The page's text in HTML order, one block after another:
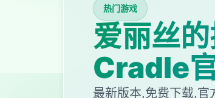
热门游戏
爱丽丝
Cradle
最新版本,免费下载,官